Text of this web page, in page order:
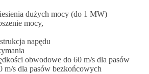
dużych mocy (do 1 MW)
mocy,
napędu
obwodowe do 60 m/s dla pasów
m/s dla pasów bezkońcowych